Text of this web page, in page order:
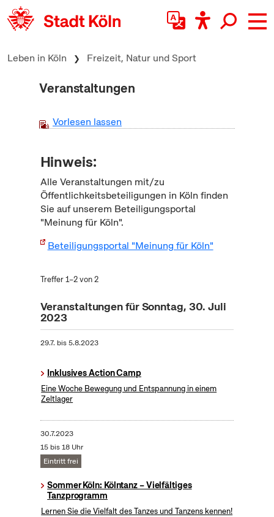
zum Inhalt springen
Leben in Köln Freizeit, Natur und Sport
Veranstaltungen
Vorlesen lassen
Hinweis:
Alle Veranstaltungen mit/zu
Öffentlichkeitsbeteiligungen in Köln finden
Sie auf unserem Beteiligungsportal
"Meinung für Köln".
Beteiligungsportal "Meinung für Köln"
Treffer 1–2 von 2
Veranstaltungen für Sonntag, 30. Juli
2023
29.7. bis5.8.2023
Inklusives Action Camp
Eine Woche Bewegung und Entspannung in einem
Zeltlager
30.7.2023
15 bis 18 Uhr
Eintritt frei
Sommer Köln: Kölntanz – Vielfältiges
Tanzprogramm
Lernen Sie die Vielfalt des Tanzes und Tanzens kennen!